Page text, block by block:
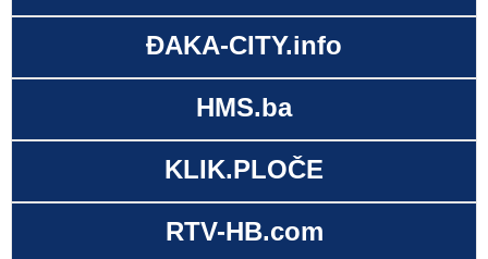
ĐAKA-CITY.info
HMS.ba
KLIK.PLOČE
RTV-HB.com